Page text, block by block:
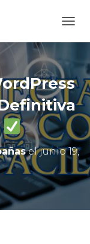
A
A
M
O
D
O
D
N
eljunio 19,